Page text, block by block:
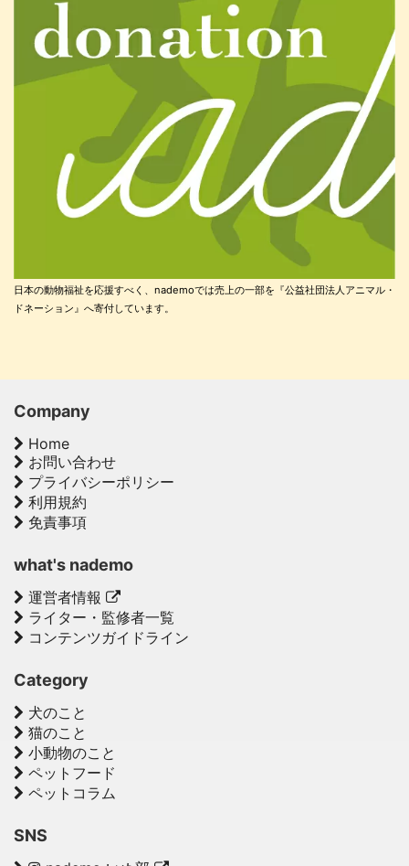
日本の動物福祉を応援すべく、nademoでは売上の一部を『公益社団法人アニマル・
ドネーション』へ寄付しています。
Company
Home
お問い合わせ
プライバシーポリシー
利用規約
免責事項
what's nademo
運営者情報
ライター・監修者一覧
コンテンツガイドライン
Category
犬のこと
猫のこと
小動物のこと
ペットフード
ペットコラム
SNS